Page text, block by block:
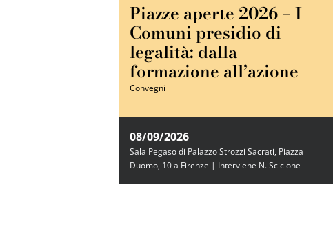
Piazze aperte 2026 – I
Comuni presidio di
legalità: dalla
formazione all’azione
Convegni
08/09/2026
Sala Pegaso di Palazzo Strozzi Sacrati, Piazza
Duomo, 10 a Firenze | Interviene N. Sciclone